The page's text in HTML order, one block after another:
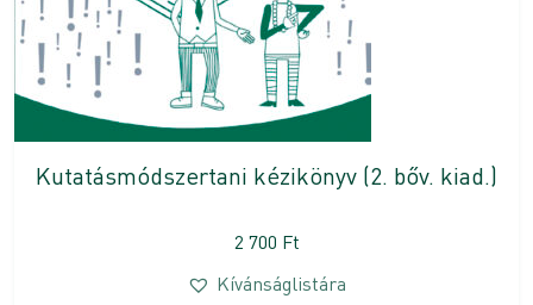
Kutatásmódszertani kézikönyv (2. bőv. kiad.)
2 700 Ft
Kívánságlistára